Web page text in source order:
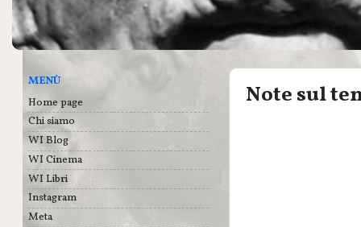
Note sul
MENÙ
Home page
Chi siamo
WI Blog
WI Cinema
WI Libri
Instagram
Meta